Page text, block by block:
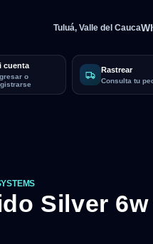
Tuluá, Valle del Cauca
cuenta
o
Rastrear
Consulta tu
Silver 6w